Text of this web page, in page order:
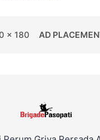
x 180 AD